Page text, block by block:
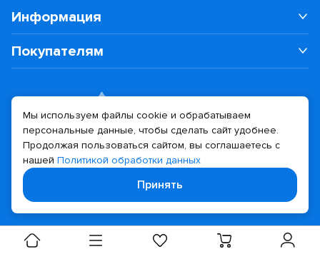
Информация
Покупателям
Политика конфиденциальности
Дизайн сайта Разработка сайта
Мы используем файлы cookie и обрабатываем
персональные данные, чтобы сделать сайт удобнее.
Продолжая пользоваться сайтом, вы соглашаетесь с
нашей Политикой обработки данных
Принять